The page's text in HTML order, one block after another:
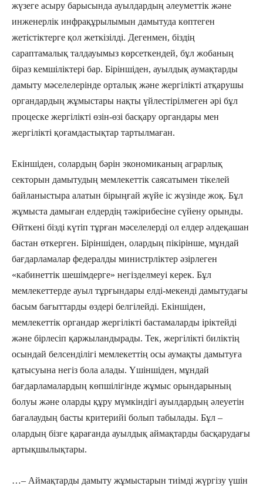
жүзеге асыру барысында ауылдардың әлеуметтік және
инженерлік инфрақұрылымын дамытуда көптеген
жетістіктерге қол жеткізілді. Дегенмен, біздің
сараптамалық талдауымыз көрсеткендей, бұл жобаның
біраз кемшіліктері бар. Біріншіден, ауылдық аумақтарды
дамыту мәселелерінде орталық және жергілікті атқарушы
органдардың жұмыстары нақты үйлестірілмеген әрі бұл
процеске жергілікті өзін-өзі басқару органдары мен
жергілікті қоғамдастықтар тартылмаған.
Екіншіден, солардың бәрін экономиканың аграрлық
секторын дамытудың мемлекеттік саясатымен тікелей
байланыстыра алатын бірыңғай жүйе іс жүзінде жоқ. Бұл
жұмыста дамыған елдердің тәжірибесіне сүйену орынды.
Өйткені бізді күтіп тұрған мәселелерді ол елдер әлдеқашан
бастан өткерген. Біріншіден, олардың пікірінше, мұндай
бағдарламалар федералды министрліктер әзірлеген
«кабинеттік шешімдерге» негізделмеуі керек. Бұл
мемлекеттерде ауыл тұрғындары елді-мекенді дамытудағы
басым бағыттарды өздері белгілейді. Екіншіден,
мемлекеттік органдар жергілікті бастамаларды іріктейді
және бірлесіп қаржыландырады. Тек, жергілікті биліктің
осындай белсенділігі мемлекеттің осы аумақты дамытуға
қатысуына негіз бола алады. Үшіншіден, мұндай
бағдарламалардың көпшілігінде жұмыс орындарының
болуы және оларды құру мүмкіндігі ауылдардың әлеуетін
бағалаудың басты критерийі болып табылады. Бұл –
олардың бізге қарағанда ауылдық аймақтарды басқарудағы
артықшылықтары.
…– Аймақтарды дамыту жұмыстарын тиімді жүргізу үшін